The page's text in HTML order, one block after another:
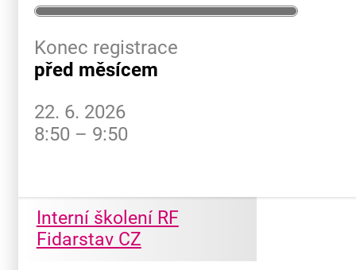
Konec registrace
před měsícem
22. 6. 2026
8:50 – 9:50
Interní školení RF
Fidarstav CZ